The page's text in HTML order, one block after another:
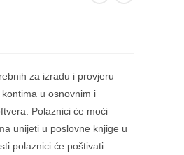
za izradu i provjeru
u osnovnim i
Polaznici će moći
unijeti u poslovne knjige u
polaznici će poštivati